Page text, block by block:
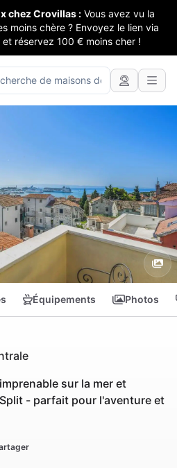
chez Crovillas : Vous avez vu la
moins chère ? Envoyez le lien via
réservez 100 € moins cher !
Équipements Photos
sur la mer et
- parfait pour l'aventure et